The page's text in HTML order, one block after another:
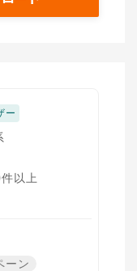
ー
以上
ーン